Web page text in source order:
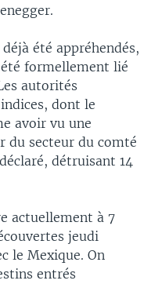
été appréhendés,
formellement lié
autorités
dont le
avoir vu une
du secteur du comté
détruisant 14
actuellement à 7
jeudi
le Mexique. On
entrés